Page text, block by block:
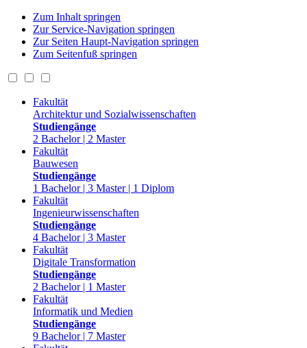
Zum Inhalt springen
Zur Service-Navigation springen
Zur Seiten Haupt-Navigation springen
Zum Seitenfuß springen
Fakultät
Architektur und Sozialwissenschaften
Studiengänge
2 Bachelor | 2 Master
Fakultät
Bauwesen
Studiengänge
1 Bachelor | 3 Master | 1 Diplom
Fakultät
Ingenieurwissenschaften
Studiengänge
4 Bachelor | 3 Master
Fakultät
Digitale Transformation
Studiengänge
2 Bachelor | 1 Master
Fakultät
Informatik und Medien
Studiengänge
9 Bachelor | 7 Master